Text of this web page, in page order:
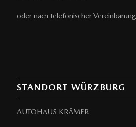
oder nach telefonischer Vereinbarung
STANDORT WÜRZBURG
AUTOHAUS KRÄMER